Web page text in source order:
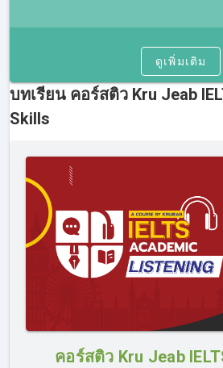
และการเรียนออนไลน์ก็ไม่ได้เป็นอุปสร
เข้าใจในเนื้อหาการสอน สำหรับใครที่
สามารถทดลองติว IELTS ฟรีก่อนได้โ
ข้อผูกมัดใดๆ อยากรู้ว่า skills ไหนครูเ
เรียนกันได้ในแต่ละหน้าของ skills นั้นๆ
ดูเพิ่มเติม
บทเรียน คอร์สติว Kru Jeab
Skills
คอร์สติว Kru Jeab